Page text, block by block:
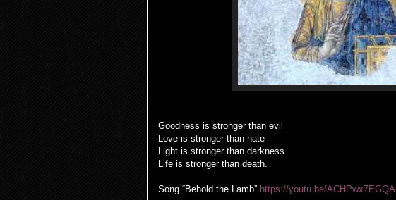
Goodness is stronger than evil
Love is stronger than hate
Light is stronger than darkness
Life is stronger than death.
Song “Behold the Lamb” https://youtu.be/ACHPwx7EGQA